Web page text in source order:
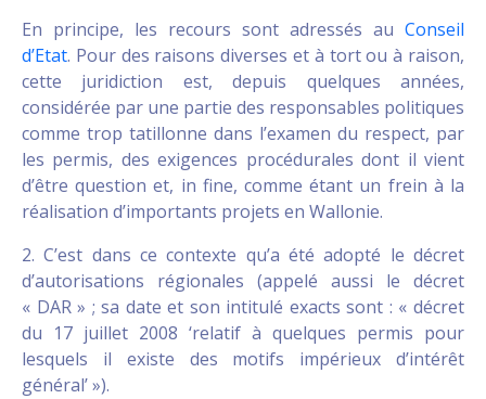
En principe, les recours sont adressés au Conseil
d’Etat. Pour des raisons diverses et à tort ou à raison,
cette juridiction est, depuis quelques années,
considérée par une partie des responsables politiques
comme trop tatillonne dans l’examen du respect, par
les permis, des exigences procédurales dont il vient
d’être question et, in fine, comme étant un frein à la
réalisation d’importants projets en Wallonie.
2. C’est dans ce contexte qu’a été adopté le décret
d’autorisations régionales (appelé aussi le décret
« DAR » ; sa date et son intitulé exacts sont : « décret
du 17 juillet 2008 ‘relatif à quelques permis pour
lesquels il existe des motifs impérieux d’intérêt
général’ »).